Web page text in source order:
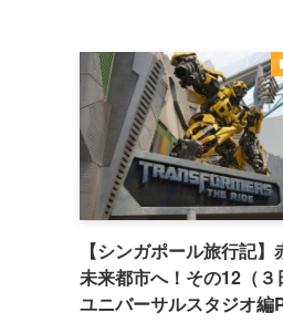
【シンガポール旅行記
未来都市へ！その12（３
ユニバーサルスタジオ編